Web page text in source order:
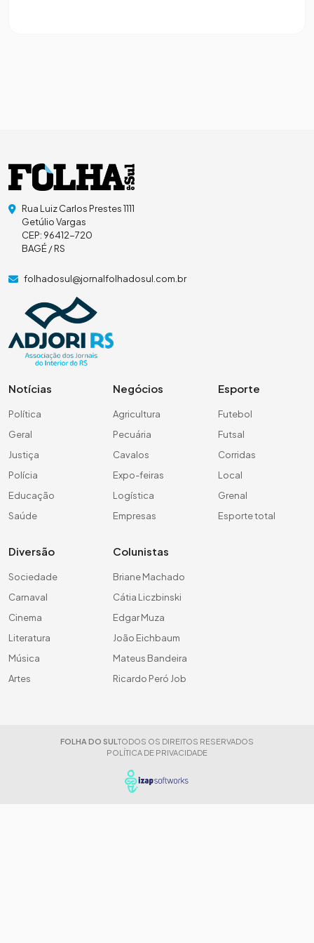
Rua Luiz Carlos Prestes 1111
Getúlio Vargas
CEP: 96412-720
BAGÉ / RS
folhadosul@jornalfolhadosul.com.br
Notícias
Política
Geral
Justiça
Polícia
Educação
Saúde
Negócios
Agricultura
Pecuária
Cavalos
Expo-feiras
Logística
Empresas
Esporte
Futebol
Futsal
Corridas
Local
Grenal
Esporte total
Diversão
Sociedade
Carnaval
Cinema
Literatura
Música
Artes
Colunistas
Briane Machado
Cátia Liczbinski
Edgar Muza
João Eichbaum
Mateus Bandeira
Ricardo Peró Job
FOLHA DO SUL TODOS OS DIREITOS RESERVADOS
POLÍTICA DE PRIVACIDADE